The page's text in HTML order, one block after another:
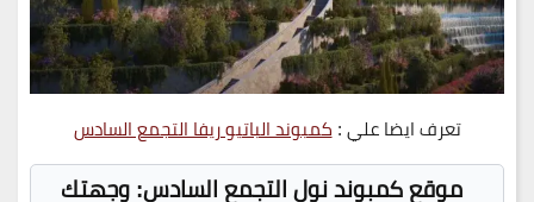
تعرف ايضا علي :كمبوند الباتيو ريفا التجمع السادس
موقع كمبوند نول التجمع السادس: وجهتك